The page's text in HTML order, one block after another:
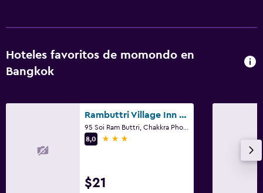
Cafetería
Minibar
Cafetera
Hoteles favoritos de momondo en
Bangkok
Rambuttri Village Inn & Plaza
8,0
3 estrellas
$21